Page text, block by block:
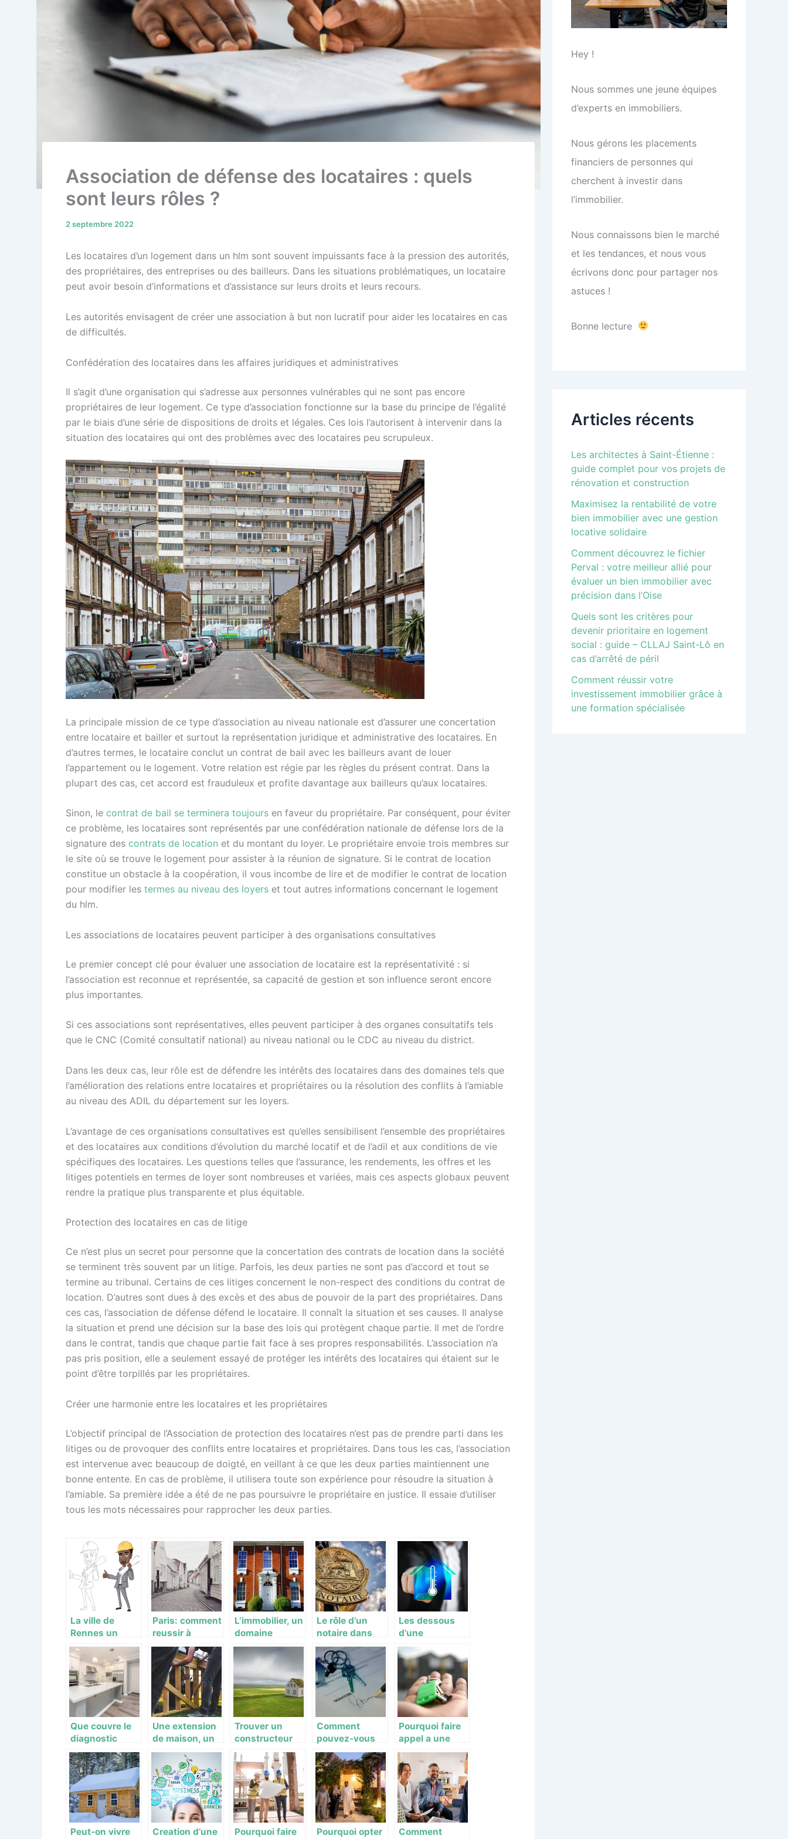
Association de défense des locataires : quels
sont leurs rôles ?
2 septembre 2022
Les locataires d’un logement dans un hlm sont souvent impuissants face à la pression des autorités,
des propriétaires, des entreprises ou des bailleurs. Dans les situations problématiques, un locataire
peut avoir besoin d’informations et d’assistance sur leurs droits et leurs recours.
Les autorités envisagent de créer une association à but non lucratif pour aider les locataires en cas
de difficultés.
Confédération des locataires dans les affaires juridiques et administratives
Il s’agit d’une organisation qui s’adresse aux personnes vulnérables qui ne sont pas encore
propriétaires de leur logement. Ce type d’association fonctionne sur la base du principe de l’égalité
par le biais d’une série de dispositions de droits et légales. Ces lois l’autorisent à intervenir dans la
situation des locataires qui ont des problèmes avec des locataires peu scrupuleux.
La principale mission de ce type d’association au niveau nationale est d’assurer une concertation
entre locataire et bailler et surtout la représentation juridique et administrative des locataires. En
d’autres termes, le locataire conclut un contrat de bail avec les bailleurs avant de louer
l’appartement ou le logement. Votre relation est régie par les règles du présent contrat. Dans la
plupart des cas, cet accord est frauduleux et profite davantage aux bailleurs qu’aux locataires.
Sinon, le contrat de bail se terminera toujours en faveur du propriétaire. Par conséquent, pour éviter
ce problème, les locataires sont représentés par une confédération nationale de défense lors de la
signature des contrats de location et du montant du loyer. Le propriétaire envoie trois membres sur
le site où se trouve le logement pour assister à la réunion de signature. Si le contrat de location
constitue un obstacle à la coopération, il vous incombe de lire et de modifier le contrat de location
pour modifier les termes au niveau des loyers et tout autres informations concernant le logement
du hlm.
Les associations de locataires peuvent participer à des organisations consultatives
Le premier concept clé pour évaluer une association de locataire est la représentativité : si
l’association est reconnue et représentée, sa capacité de gestion et son influence seront encore
plus importantes.
Si ces associations sont représentatives, elles peuvent participer à des organes consultatifs tels
que le CNC (Comité consultatif national) au niveau national ou le CDC au niveau du district.
Dans les deux cas, leur rôle est de défendre les intérêts des locataires dans des domaines tels que
l’amélioration des relations entre locataires et propriétaires ou la résolution des conflits à l’amiable
au niveau des ADIL du département sur les loyers.
L’avantage de ces organisations consultatives est qu’elles sensibilisent l’ensemble des propriétaires
et des locataires aux conditions d’évolution du marché locatif et de l’adil et aux conditions de vie
spécifiques des locataires. Les questions telles que l’assurance, les rendements, les offres et les
litiges potentiels en termes de loyer sont nombreuses et variées, mais ces aspects globaux peuvent
rendre la pratique plus transparente et plus équitable.
Protection des locataires en cas de litige
Ce n’est plus un secret pour personne que la concertation des contrats de location dans la société
se terminent très souvent par un litige. Parfois, les deux parties ne sont pas d’accord et tout se
termine au tribunal. Certains de ces litiges concernent le non-respect des conditions du contrat de
location. D’autres sont dues à des excès et des abus de pouvoir de la part des propriétaires. Dans
ces cas, l’association de défense défend le locataire. Il connaît la situation et ses causes. Il analyse
la situation et prend une décision sur la base des lois qui protègent chaque partie. Il met de l’ordre
dans le contrat, tandis que chaque partie fait face à ses propres responsabilités. L’association n’a
pas pris position, elle a seulement essayé de protéger les intérêts des locataires qui étaient sur le
point d’être torpillés par les propriétaires.
Créer une harmonie entre les locataires et les propriétaires
L’objectif principal de l’Association de protection des locataires n’est pas de prendre parti dans les
litiges ou de provoquer des conflits entre locataires et propriétaires. Dans tous les cas, l’association
est intervenue avec beaucoup de doigté, en veillant à ce que les deux parties maintiennent une
bonne entente. En cas de problème, il utilisera toute son expérience pour résoudre la situation à
l’amiable. Sa première idée a été de ne pas poursuivre le propriétaire en justice. Il essaie d’utiliser
tous les mots nécessaires pour rapprocher les deux parties.
La ville de
Rennes un
terrain de jeu
pour des
architectes en
herbe
Paris: comment
reussir à
trouver son
logement?
L’immobilier, un
domaine
rentable en
investissement
Le rôle d’un
notaire dans
une transaction
immobilière
Les dessous
d’une
transaction
immobilière
Que couvre le
diagnostic
immobilier ?
Une extension
de maison, un
plus en
immobilier
Trouver un
constructeur
de maison à
Strasbourg
Comment
pouvez-vous
réussir votre
investissement
locatif?
Pourquoi faire
appel a une
agence
immobiliere ?
Peut-on vivre
Creation d’une
Pourquoi faire
Pourquoi opter
Comment
Hey !
Nous sommes une jeune équipes
d’experts en immobiliers.
Nous gérons les placements
financiers de personnes qui
cherchent à investir dans
l’immobilier.
Nous connaissons bien le marché
et les tendances, et nous vous
écrivons donc pour partager nos
astuces !
Bonne lecture
Articles récents
Les architectes à Saint-Étienne :
guide complet pour vos projets de
rénovation et construction
Maximisez la rentabilité de votre
bien immobilier avec une gestion
locative solidaire
Comment découvrez le fichier
Perval : votre meilleur allié pour
évaluer un bien immobilier avec
précision dans l’Oise
Quels sont les critères pour
devenir prioritaire en logement
social : guide – CLLAJ Saint-Lô en
cas d’arrêté de péril
Comment réussir votre
investissement immobilier grâce à
une formation spécialisée